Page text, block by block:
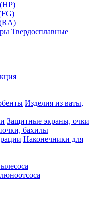
Твердосплавные
Изделия из ваты,
Защитные экраны, очки
бахилы
Наконечники для